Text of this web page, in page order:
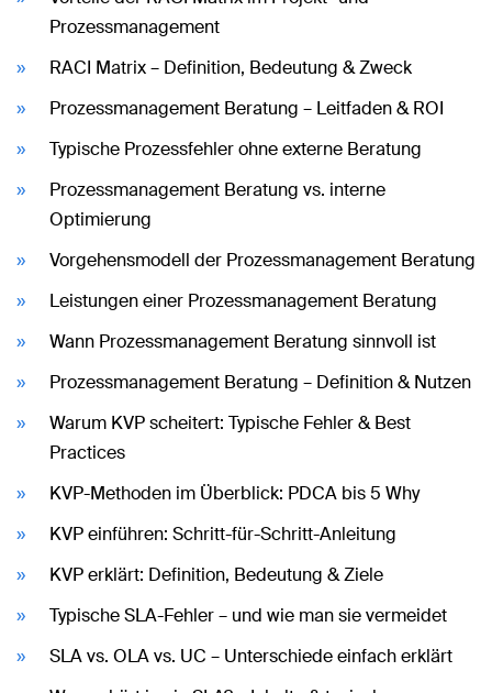
Prozessmanagement
RACI Matrix – Definition, Bedeutung & Zweck
Prozessmanagement Beratung – Leitfaden & ROI
Typische Prozessfehler ohne externe Beratung
Prozessmanagement Beratung vs. interne
Optimierung
Vorgehensmodell der Prozessmanagement Beratung
Leistungen einer Prozessmanagement Beratung
Wann Prozessmanagement Beratung sinnvoll ist
Prozessmanagement Beratung – Definition & Nutzen
Warum KVP scheitert: Typische Fehler & Best
Practices
KVP-Methoden im Überblick: PDCA bis 5 Why
KVP einführen: Schritt-für-Schritt-Anleitung
KVP erklärt: Definition, Bedeutung & Ziele
Typische SLA-Fehler – und wie man sie vermeidet
SLA vs. OLA vs. UC – Unterschiede einfach erklärt